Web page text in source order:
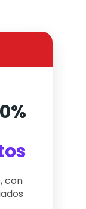
con